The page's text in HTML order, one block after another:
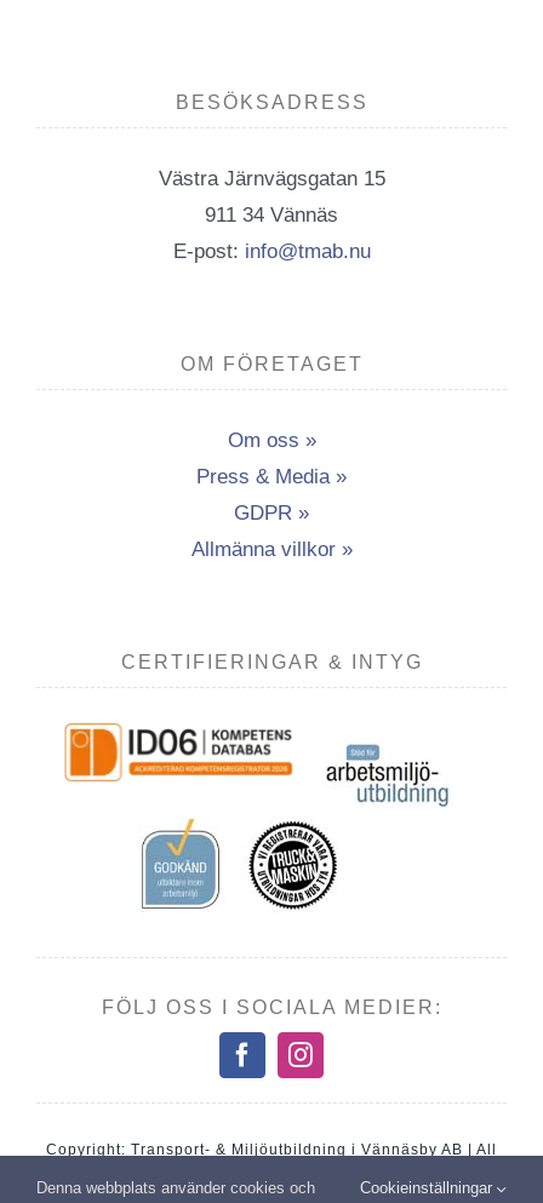
BESÖKSADRESS
Västra Järnvägsgatan 15
911 34 Vännäs
E-post: info@tmab.nu
OM FÖRETAGET
Om oss »
Press & Media »
GDPR »
Allmänna villkor »
CERTIFIERINGAR & INTYG
FÖLJ OSS I SOCIALA MEDIER:
Copyright: Transport- & Miljöutbildning i Vännäsby AB | All
Denna webbplats använder cookies och Cookieinställningar